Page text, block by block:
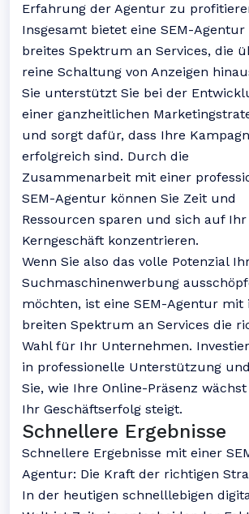
Erfahrung der Agentur zu
Insgesamt bietet eine SEM-Agentur
breites Spektrum an Services, die
reine Schaltung von Anzeigen
Sie unterstützt Sie bei der
einer ganzheitlichen
und sorgt dafür, dass Ihre
erfolgreich sind. Durch die
Zusammenarbeit mit einer
SEM-Agentur können Sie Zeit und
Ressourcen sparen und sich auf Ihr
Kerngeschäft konzentrieren.
Wenn Sie also das volle Potenzial
Suchmaschinenwerbung
möchten, ist eine SEM-Agentur mit
breiten Spektrum an Services die
Wahl für Ihr Unternehmen.
in professionelle Unterstützung
Sie, wie Ihre Online-Präsenz
Ihr Geschäftserfolg steigt.
Schnellere Ergebnisse
Schnellere Ergebnisse mit einer
Agentur: Die Kraft der richtigen
In der heutigen schnelllebigen